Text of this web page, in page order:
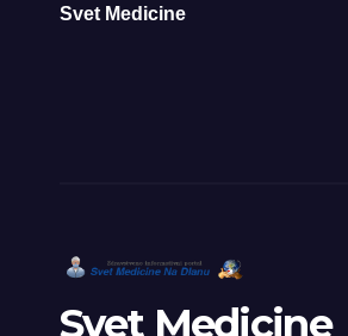
Svet Medicine
Svet Medicine